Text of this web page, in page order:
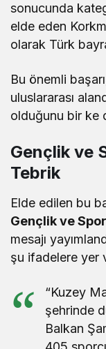
sonucunda
elde eden
olarak Türk
Bu önemli
uluslararası
olduğunu bir ke
Gençlik ve
Tebrik
Elde edilen bu
Gençlik ve
mesajı
şu ifadelere yer
“Kuzey
şehrinde
Balkan